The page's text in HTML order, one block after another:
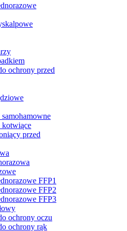
ochrony przed
kotwiące
przed
FFP1
FFP2
FFP3
ochrony oczu
ochrony rąk